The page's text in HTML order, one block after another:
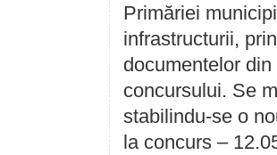
Primăriei
infrastructurii,
documentelor
concursului. Se
stabilindu-se o
la concurs –